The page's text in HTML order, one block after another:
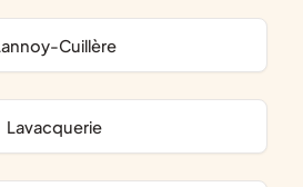
Lannoy-Cuillère
Lavacquerie